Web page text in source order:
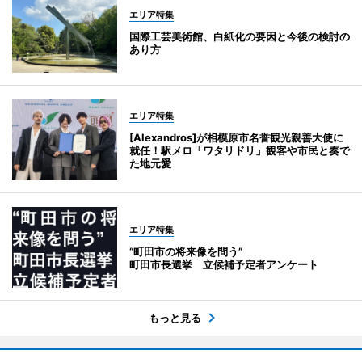
エリア特集
国際工芸美術館、白紙化の要因と今後の検討の
あり方
エリア特集
[Alexandros]が相模原市名誉観光親善大使に
就任！駅メロ「ワタリドリ」観客や市民と奏で
た地元愛
エリア特集
“町田市の将来像を問う”
町田市長選挙 立候補予定者アンケート
もっと見る